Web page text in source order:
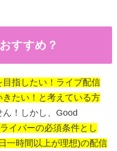
すすめ？
指したい！ライブ配信
たい！と考えている方
！しかし、Good
イバーの必須条件とし
一時間以上が理想)の配信